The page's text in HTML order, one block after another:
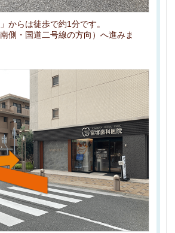
からは徒歩で約1分です。
側・国道二号線の方向）へ進みま